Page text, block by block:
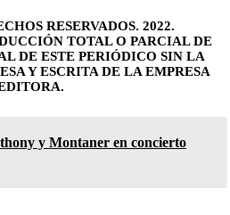
RESERVADOS. 2022.
TOTAL O PARCIAL DE
DE ESTE PERIÓDICO SIN LA
Y ESCRITA DE LA EMPRESA
y Montaner en concierto